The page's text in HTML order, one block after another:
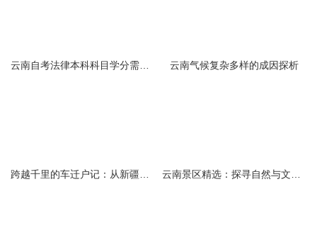
云南气候复杂多样的成因探析